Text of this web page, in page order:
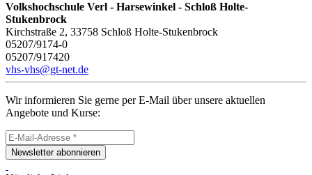
Volkshochschule Verl - Harsewinkel - Schloß Holte-
Stukenbrock
Kirchstraße 2, 33758 Schloß Holte-Stukenbrock
05207/9174-0
05207/917420
vhs-vhs@gt-net.de
Wir informieren Sie gerne per E-Mail über unsere aktuellen
Angebote und Kurse:
Newsletter abonnieren